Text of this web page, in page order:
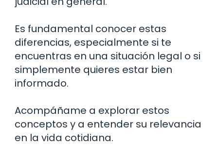
Es fundamental conocer estas
diferencias, especialmente si te
encuentras en una situación legal o si
simplemente quieres estar bien
informado.
Acompáñame a explorar estos
conceptos y a entender su relevancia
en la vida cotidiana.